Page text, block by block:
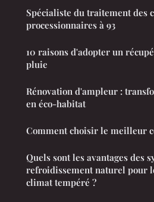
Spécialiste du traitement des
processionnaires à 93
10 raisons d'adopter un
pluie
Rénovation d'ampleur :
en éco-habitat
Comment choisir le meilleur
Quels sont les avantages des
refroidissement naturel pour
climat tempéré ?